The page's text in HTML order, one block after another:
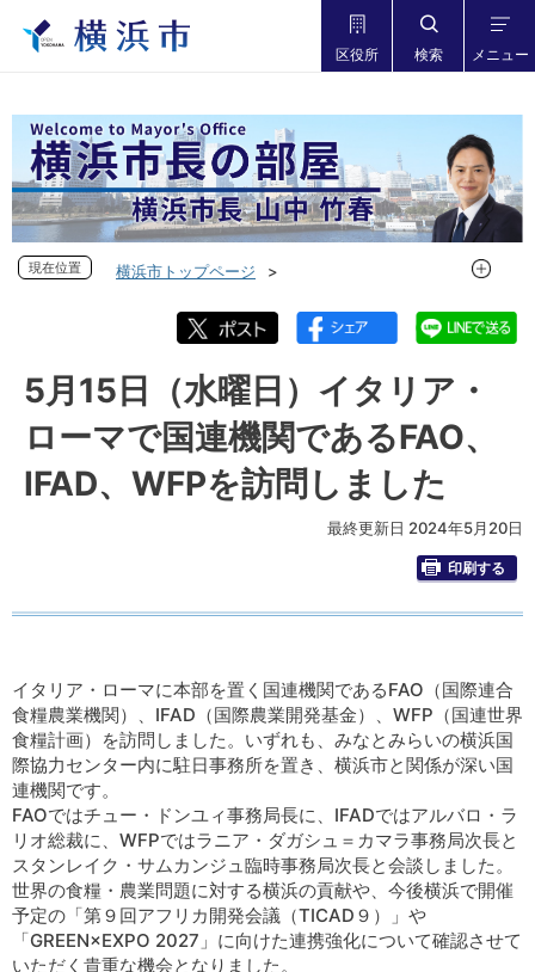
区役所 検索 メニュー
現在位置
横浜市トップページ
フォトダイアリー 2024年度
フォトダイアリー 2024年5月
5月15日（水曜日）イタリア・ローマで国連機関であるFAO、
IFAD、WFPを訪問しました
現在位
5月15日（水曜日）イタリア・
ローマで国連機関であるFAO、
IFAD、WFPを訪問しました
最終更新日 2024年5月20日
印刷する
イタリア・ローマに本部を置く国連機関であるFAO（国際連合
食糧農業機関）、IFAD（国際農業開発基金）、WFP（国連世界
食糧計画）を訪問しました。いずれも、みなとみらいの横浜国
際協力センター内に駐日事務所を置き、横浜市と関係が深い国
連機関です。
FAOではチュー・ドンユィ事務局長に、IFADではアルバロ・ラ
リオ総裁に、WFPではラニア・ダガシュ＝カマラ事務局次長と
スタンレイク・サムカンジュ臨時事務局次長と会談しました。
世界の食糧・農業問題に対する横浜の貢献や、今後横浜で開催
予定の「第９回アフリカ開発会議（TICAD９）」や
「GREEN×EXPO 2027」に向けた連携強化について確認させて
いただく貴重な機会となりました。